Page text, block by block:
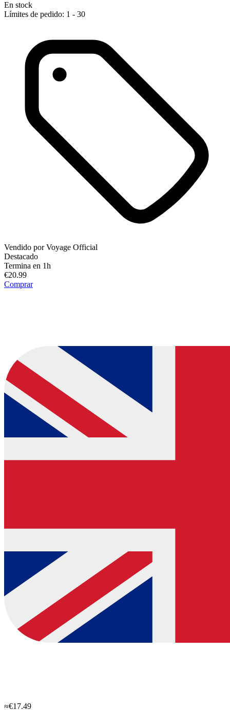
En stock
Límites de pedido: 1 - 30
Vendido porVoyage Official
Destacado
Termina en 1h
€20.99
Comprar
≈€17.49